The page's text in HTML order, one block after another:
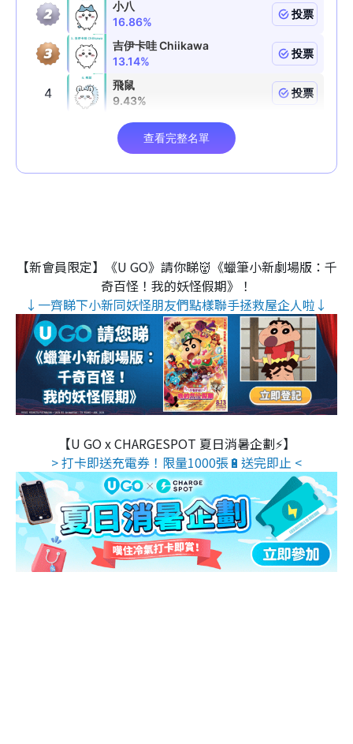
【新會員限定】《U GO》請你睇👹《蠟筆小新劇場版：千
奇百怪！我的妖怪假期》！
↓一齊睇下小新同妖怪朋友們點樣聯手拯救屋企人啦↓
【U GO x CHARGESPOT 夏日消暑企劃⚡】
> 打卡即送充電券！限量1000張🔋送完即止 <